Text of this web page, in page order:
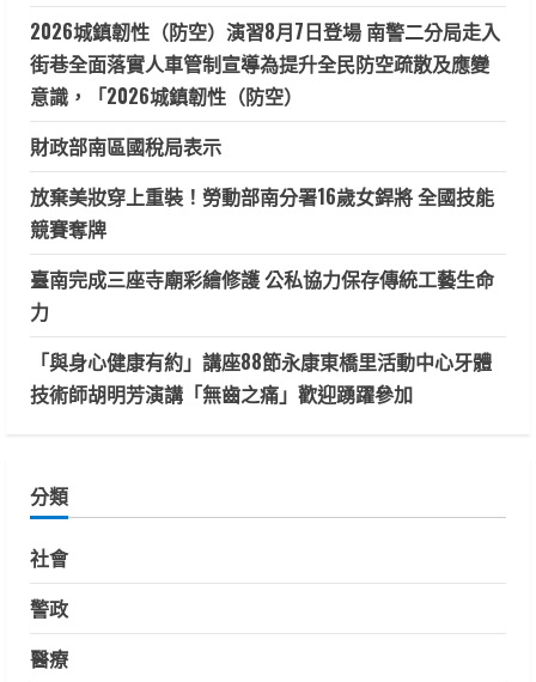
2026城鎮韌性（防空）演習8月7日登場 南警二分局走入
街巷全面落實人車管制宣導為提升全民防空疏散及應變
意識，「2026城鎮韌性（防空）
財政部南區國稅局表示
放棄美妝穿上重裝！勞動部南分署16歲女銲將 全國技能
競賽奪牌
臺南完成三座寺廟彩繪修護 公私協力保存傳統工藝生命
力
「與身心健康有約」講座88節永康東橋里活動中心牙體
技術師胡明芳演講「無齒之痛」歡迎踴躍參加
分類
社會
警政
醫療